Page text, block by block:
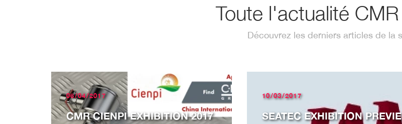
Toute l'actualité
Découvrez les derniers articles de la
06/04/2017
CMR CIENPI EXHIBITION 2017
10/03/2017
SEATEC EXHIBITION